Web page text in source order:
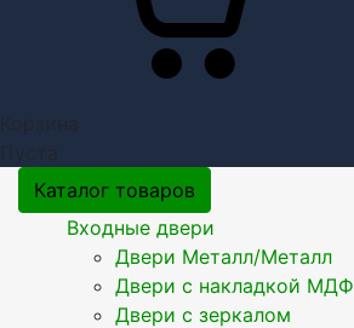
Корзина
Пуста
Каталог товаров
Входные двери
Двери Металл/Металл
Двери с накладкой МДФ
Двери с зеркалом